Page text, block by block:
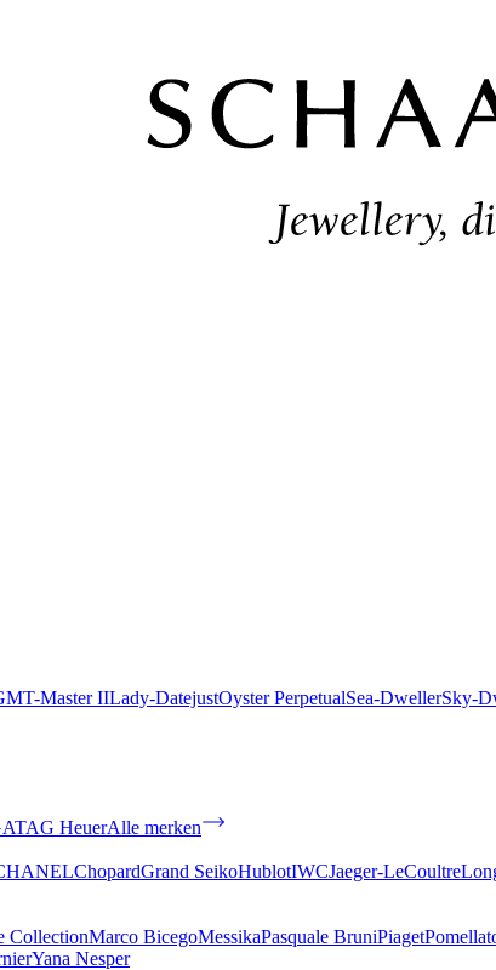
Master IILady-DatejustOyster PerpetualSea-DwellerSky-
TAG HeuerAlle merken
ChopardGrand SeikoHublotIWCJaeger-LeCoultre
CollectionMarco BicegoMessikaPasquale BruniPiaget
Yana Nesper